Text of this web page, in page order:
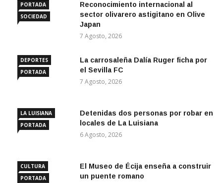
PORTADA
SOCIEDAD
Reconocimiento internacional al
sector olivarero astigitano en Olive
Japan
7 Agosto, 2026
DEPORTES
PORTADA
La carrosaleña Dalía Ruger ficha por
el Sevilla FC
7 Agosto, 2026
LA LUISIANA
PORTADA
Detenidas dos personas por robar en
locales de La Luisiana
6 Agosto, 2026
CULTURA
PORTADA
El Museo de Écija enseña a construir
un puente romano